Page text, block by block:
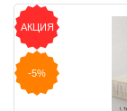
АКЦИЯ
-5%